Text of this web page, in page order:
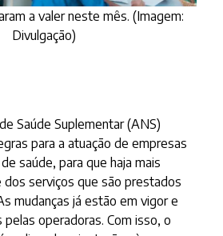
a valer neste mês. (Imagem:
Divulgação)
Saúde Suplementar (ANS)
para a atuação de empresas
saúde, para que haja mais
dos serviços que são prestados
mudanças já estão em vigor e
operadoras. Com isso, o